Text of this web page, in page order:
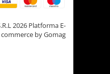
2026 Platforma E-
commerce by Gomag